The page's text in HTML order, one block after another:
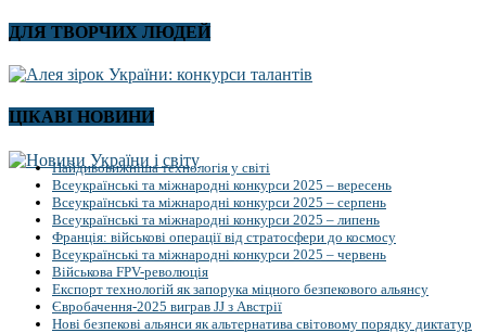
ДЛЯ ТВОРЧИХ ЛЮДЕЙ
ЦІКАВІ НОВИНИ
Найдивовижніша технологія у світі
Всеукраїнські та міжнародні конкурси 2025 – вересень
Всеукраїнські та міжнародні конкурси 2025 – серпень
Всеукраїнські та міжнародні конкурси 2025 – липень
Франція: військові операції від стратосфери до космосу
Всеукраїнські та міжнародні конкурси 2025 – червень
Військова FPV-революція
Експорт технологій як запорука міцного безпекового альянсу
Євробачення-2025 виграв JJ з Австрії
Нові безпекові альянси як альтернатива світовому порядку диктатур